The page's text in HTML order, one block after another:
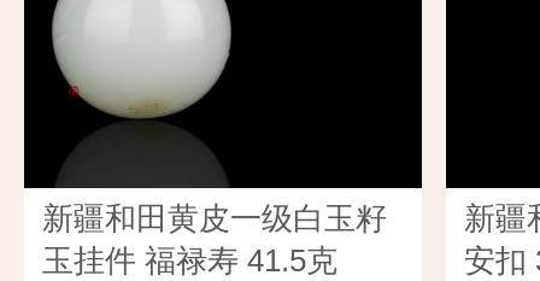
新疆和田黄皮一级白玉籽
玉挂件 福禄寿 41.5克
新疆
安扣